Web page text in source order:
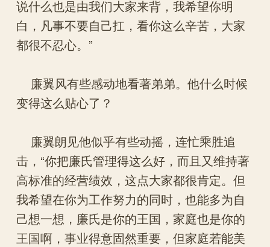
说什么也是由我们大家来背，我希望你明
白，凡事不要自己扛，看你这么辛苦，大家
都很不忍心。”
廉翼风有些感动地看著弟弟。他什么时候
变得这么贴心了？
廉翼朗见他似乎有些动摇，连忙乘胜追
击，“你把廉氏管理得这么好，而且又维持著
高标准的经营绩效，这点大家都很肯定。但
我希望在你为工作努力的同时，也能多为自
己想一想，廉氏是你的王国，家庭也是你的
王国啊，事业得意固然重要，但家庭若能美